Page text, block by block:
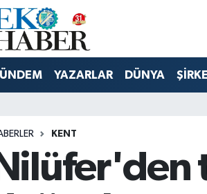
YAZARLAR DÜNYA
KENT
Nilüfer'den